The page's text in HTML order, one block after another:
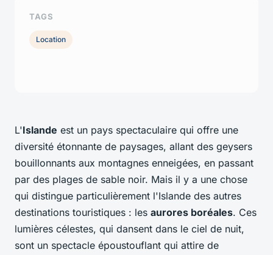
L'Islande est un pays spectaculaire qui offre une
diversité étonnante de paysages, allant des geysers
bouillonnants aux montagnes enneigées, en passant
par des plages de sable noir. Mais il y a une chose
qui distingue particulièrement l'Islande des autres
destinations touristiques : les aurores boréales. Ces
lumières célestes, qui dansent dans le ciel de nuit,
sont un spectacle époustouflant qui attire de
TAGS
Location